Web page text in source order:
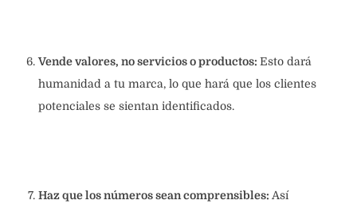
Vende valores, no servicios o productos: Esto dará
humanidad a tu marca, lo que hará que los clientes
potenciales se sientan identificados.
Haz que los números sean comprensibles: Así